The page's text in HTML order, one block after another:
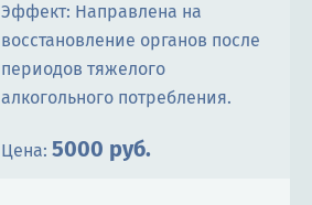
Эффект: Направлена на
восстановление органов после
периодов тяжелого
алкогольного потребления.
Цена: 5000 руб.